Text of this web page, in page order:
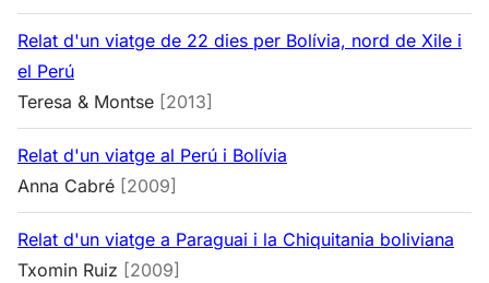
Relat d'un viatge de 22 dies per Bolívia, nord de Xile i
el Perú
Teresa & Montse [2013]
Relat d'un viatge al Perú i Bolívia
Anna Cabré [2009]
Relat d'un viatge a Paraguai i la Chiquitania boliviana
Txomin Ruiz [2009]